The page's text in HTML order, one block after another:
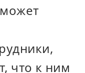
что к ним